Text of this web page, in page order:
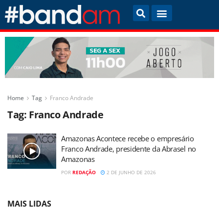
Home Tag Franco Andrade
Tag: Franco Andrade
Amazonas Acontece recebe o empresário
Franco Andrade, presidente da Abrasel no
Amazonas
POR REDAÇÃO 2 DE JUNHO DE 2026
MAIS LIDAS